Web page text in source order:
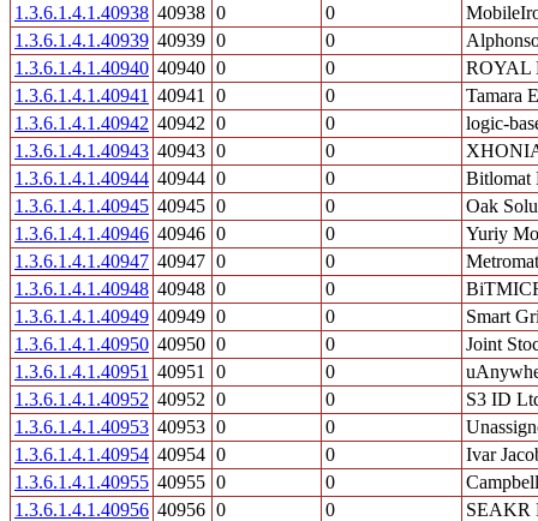
1.3.6.1.4.1.40938 40938 0 0
1.3.6.1.4.1.40939 40939 0 0
1.3.6.1.4.1.40940 40940 0 0
ROYAL
1.3.6.1.4.1.40941 40941 0 0
Tamara
1.3.6.1.4.1.40942 40942 0 0
logic-
1.3.6.1.4.1.40943 40943 0 0
1.3.6.1.4.1.40944 40944 0 0
Bitlomat
1.3.6.1.4.1.40945 40945 0 0
Oak
1.3.6.1.4.1.40946 40946 0 0
Yuriy
1.3.6.1.4.1.40947 40947 0 0
1.3.6.1.4.1.40948 40948 0 0
1.3.6.1.4.1.40949 40949 0 0
Smart
1.3.6.1.4.1.40950 40950 0 0
Joint
1.3.6.1.4.1.40951 40951 0 0
1.3.6.1.4.1.40952 40952 0 0
S3 ID
1.3.6.1.4.1.40953 40953 0 0
1.3.6.1.4.1.40954 40954 0 0
Ivar
1.3.6.1.4.1.40955 40955 0 0
1.3.6.1.4.1.40956 40956 0 0
SEAKR